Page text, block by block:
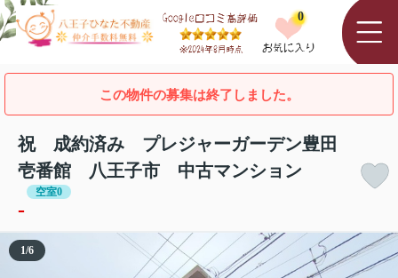
0
この物件の募集は終了しました。
祝 成約済み プレジャーガーデン豊田
壱番館 八王子市 中古マンション
空室0
-
1/6